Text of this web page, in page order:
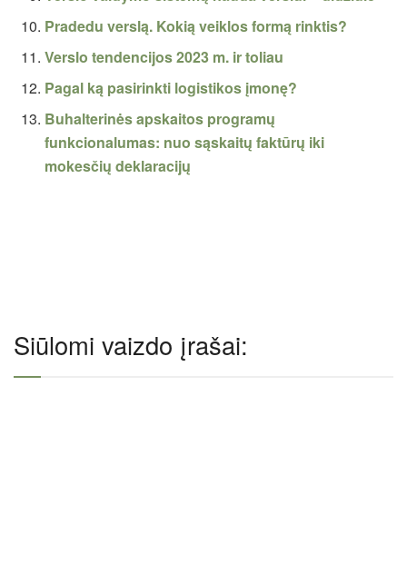
Pradedu verslą. Kokią veiklos formą rinktis?
Verslo tendencijos 2023 m. ir toliau
Pagal ką pasirinkti logistikos įmonę?
Buhalterinės apskaitos programų
funkcionalumas: nuo sąskaitų faktūrų iki
mokesčių deklaracijų
Siūlomi vaizdo įrašai: